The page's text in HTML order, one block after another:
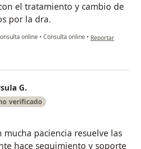
el tratamiento y cambio de
por la dra.
online • Consulta online • en opinión del
Reportar
G.
verificado
mucha paciencia resuelve las
hace seguimiento y soporte